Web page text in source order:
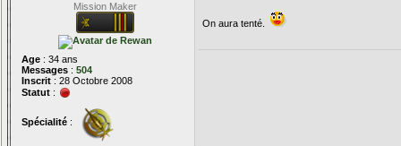
Mission Maker
Age : 34 ans
Messages : 504
Inscrit : 28 Octobre 2008
Statut :
Spécialité :
On aura tenté.